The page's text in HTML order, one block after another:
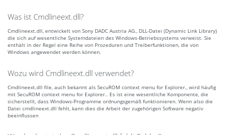
Was ist Cmdlineext.dll?
Cmdlineext.dll, entwickelt von Sony DADC Austria AG., DLL-Datei (Dynamic Link Library)
die sich auf wesentliche Systemdateien des Windows-Betriebssystems verweist. Sie
enthält in der Regel eine Reihe von Prozeduren und Treiberfunktionen, die von
Windows angewendet werden können.
Wozu wird Cmdlineext.dll verwendet?
Cmdlineext.dll file, auch bekannt als SecuROM context menu for Explorer., wird häufig
mit SecuROM context menu for Explorer.. Es ist eine wesentliche Komponente, die
sicherstellt, dass Windows-Programme ordnungsgemäß funktionieren. Wenn also die
Datei cmdlineext.dll fehlt, kann dies die Arbeit der zugehörigen Software negativ
beeinflussen